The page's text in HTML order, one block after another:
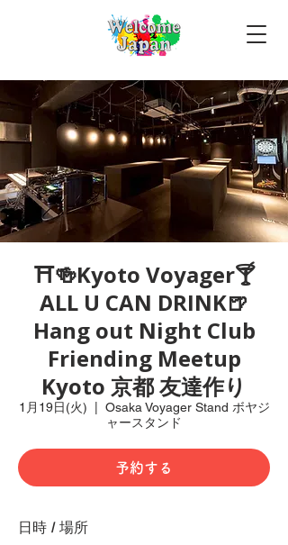
⛩🍻Kyoto Voyager🍸
ALL U CAN DRINK🍺
Hang out Night Club
Friending Meetup
Kyoto 京都 友達作り
1月19日(火)
Osaka Voyager Stand ボヤジ
ャースタンド
予約する
日時 / 場所